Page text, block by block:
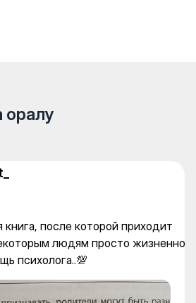
книга,
оралу
книга, после которой приходит
людям просто жизненно
психолога..💯